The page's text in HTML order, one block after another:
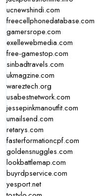
ucnewshindi.com
freecellphonedatabase.com
gamersrope.com
exellewebmedia.com
free-gamestop.com
sinbadtravels.com
ukmagzine.com
wareztech.org
usabestnetwork.com
jessepinkmanoutfit.com
umailsend.com
retarys.com
fasterformationcpf.com
goldensnuggles.com
lookbattlemap.com
buyrdpservice.com
yesport.net